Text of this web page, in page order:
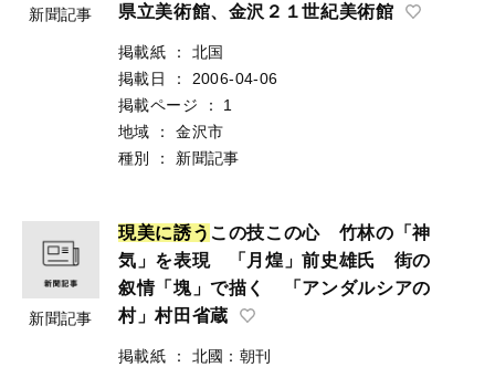
新聞記事
県立美術館、金沢２１世紀美術館
掲載紙 ：
北国
掲載日
：
2006-04-06
掲載ページ
：
1
地域
：
金沢市
種別
： 新聞記事
新聞記事
現美に誘う この技この心 竹林の「神
気」を表現 「月煌」前史雄氏 街の
叙情「塊」で描く 「アンダルシアの
村」村田省蔵
掲載紙 ：
北國：朝刊